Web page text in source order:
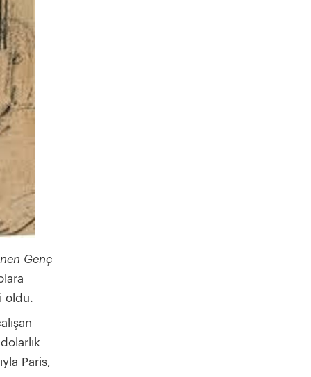
Genç
oldu.
Paris,